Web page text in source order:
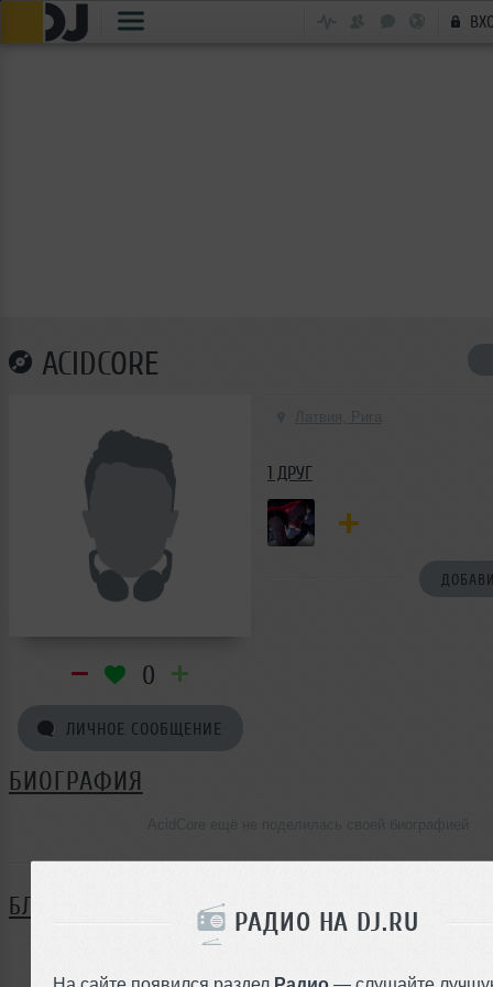
РАДИО НА DJ.RU
На сайте появился раздел Радио — слушайте
ACIDCORE
0
ЛИЧНОЕ СООБЩЕНИЕ
1 ДРУГ
БИОГРАФИЯ
БЛОГ